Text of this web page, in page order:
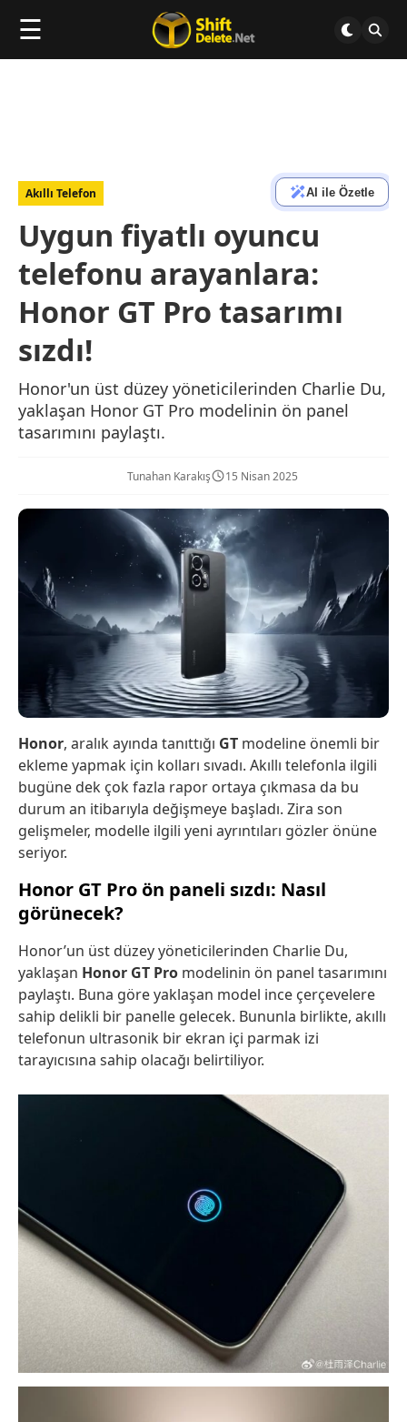
☰
Akıllı Telefon AI ile Özetle
Uygun fiyatlı oyuncu
telefonu arayanlara:
Honor GT Pro tasarımı
sızdı!
Honor'un üst düzey yöneticilerinden Charlie Du,
yaklaşan Honor GT Pro modelinin ön panel
tasarımını paylaştı.
Tunahan Karakış 15 Nisan 2025
Honor, aralık ayında tanıttığı GT modeline önemli bir
ekleme yapmak için kolları sıvadı. Akıllı telefonla ilgili
bugüne dek çok fazla rapor ortaya çıkmasa da bu
durum an itibarıyla değişmeye başladı. Zira son
gelişmeler, modelle ilgili yeni ayrıntıları gözler önüne
seriyor.
Honor GT Pro ön paneli sızdı: Nasıl
görünecek?
Honor’un üst düzey yöneticilerinden Charlie Du,
yaklaşan Honor GT Pro modelinin ön panel tasarımını
paylaştı. Buna göre yaklaşan model ince çerçevelere
sahip delikli bir panelle gelecek. Bununla birlikte, akıllı
telefonun ultrasonik bir ekran içi parmak izi
tarayıcısına sahip olacağı belirtiliyor.